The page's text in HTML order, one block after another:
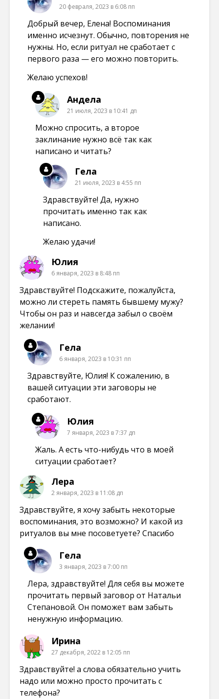
20 февраля, 2023 в 6:08 пп
Добрый вечер, Елена! Воспоминания
именно исчезнут. Обычно, повторения не
нужны. Но, если ритуал не сработает с
первого раза — его можно повторить.
Желаю успехов!
Андела
21 июля, 2023 в 10:41 дп
Можно спросить, а второе
заклинание нужно всё так как
написано и читать?
Гела
21 июля, 2023 в 4:55 пп
Здравствуйте! Да, нужно
прочитать именно так как
написано.
Желаю удачи!
Юлия
6 января, 2023 в 8:48 пп
Здравствуйте! Подскажите, пожалуйста,
можно ли стереть память бывшему мужу?
Чтобы он раз и навсегда забыл о своём
желании!
Гела
6 января, 2023 в 10:31 пп
Здравствуйте, Юлия! К сожалению, в
вашей ситуации эти заговоры не
сработают.
Юлия
7 января, 2023 в 7:37 дп
Жаль. А есть что-нибудь что в моей
ситуации сработает?
Лера
2 января, 2023 в 11:08 дп
Здравствуйте, я хочу забыть некоторые
воспоминания, это возможно? И какой из
ритуалов вы мне посоветуете? Спасибо
Гела
3 января, 2023 в 7:00 пп
Лера, здравствуйте! Для себя вы можете
прочитать первый заговор от Натальи
Степановой. Он поможет вам забыть
ненужную информацию.
Ирина
27 декабря, 2022 в 12:05 пп
Здравствуйте! а слова обязательно учить
надо или можно просто прочитать с
телефона?